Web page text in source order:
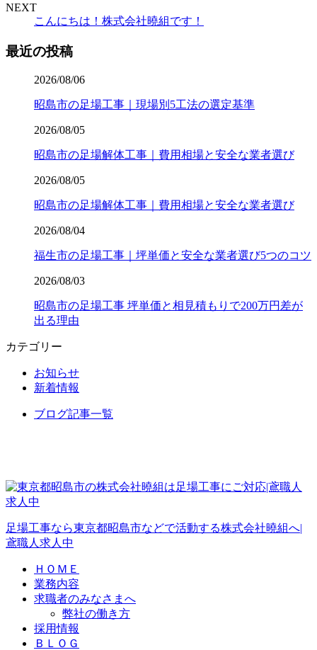
NEXT
こんにちは！株式会社曉組です！
最近の投稿
2026/08/06
昭島市の足場工事｜現場別5工法の選定基準
2026/08/05
昭島市の足場解体工事｜費用相場と安全な業者選び
2026/08/05
昭島市の足場解体工事｜費用相場と安全な業者選び
2026/08/04
福生市の足場工事｜坪単価と安全な業者選び5つのコツ
2026/08/03
昭島市の足場工事 坪単価と相見積もりで200万円差が
出る理由
カテゴリー
お知らせ
新着情報
ブログ記事一覧
足場工事なら東京都昭島市などで活動する株式会社曉組へ|
鳶職人求人中
ＨＯＭＥ
業務内容
求職者のみなさまへ
弊社の働き方
採用情報
ＢＬＯＧ